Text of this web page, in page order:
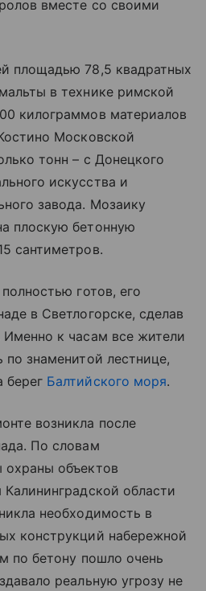
вместе со своими
площадью 78,5 квадратных
в технике римской
килограммов материалов
Московской
тонн – с Донецкого
искусства и
завода. Мозаику
плоскую бетонную
сантиметров.
готов, его
в Светлогорске, сделав
к часам все жители
по знаменитой лестнице,
берег Балтийского моря.
возникла после
По словам
охраны объектов
Калининградской области
необходимость в
конструкций набережной
по бетону пошло очень
реальную угрозу не